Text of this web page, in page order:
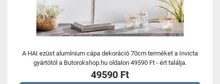
A HAI ezüst alumínium cápa dekoráció 70cm terméket a Invicta
gyártótól a Butorokshop.hu oldalon 49590 Ft - ért találja.
49590 Ft